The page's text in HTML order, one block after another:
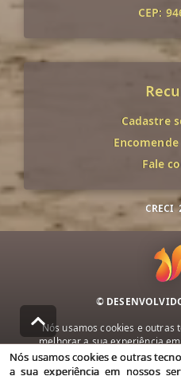
CEP:
Cadastre
Fale
CRECI
©
Nós usamos cookies e outras
melhorar a sua experiência
publicidade e recomendar
nossos serviços, você concorda
Nós usamos cookies e outras
a sua experiência em nossos